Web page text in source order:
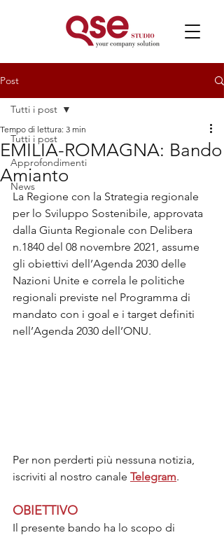
Post
Tutti i post
Approfondimenti
News
Tutti i post
EMILIA-ROMAGNA: Bando
Amianto
Tempo di lettura: 3 min
La Regione con la Strategia regionale
per lo Sviluppo Sostenibile, approvata
dalla Giunta Regionale con Delibera
n.1840 del 08 novembre 2021, assume
gli obiettivi dell’Agenda 2030 delle
Nazioni Unite e correla le politiche
regionali previste nel Programma di
mandato con i goal e i target definiti
nell’Agenda 2030 dell’ONU.
Per non perderti più nessuna notizia,
iscriviti al nostro canale Telegram.
OBIETTIVO
Il presente bando ha lo scopo di